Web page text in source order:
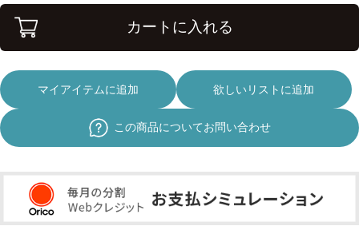
カートに入れる
マイアイテムに追加 欲しいリストに追加
この商品についてお問い合わせ